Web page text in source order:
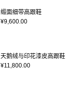
缎面细带高跟鞋
¥9,600.00
天鹅绒与印花漆皮高跟鞋
¥11,800.00